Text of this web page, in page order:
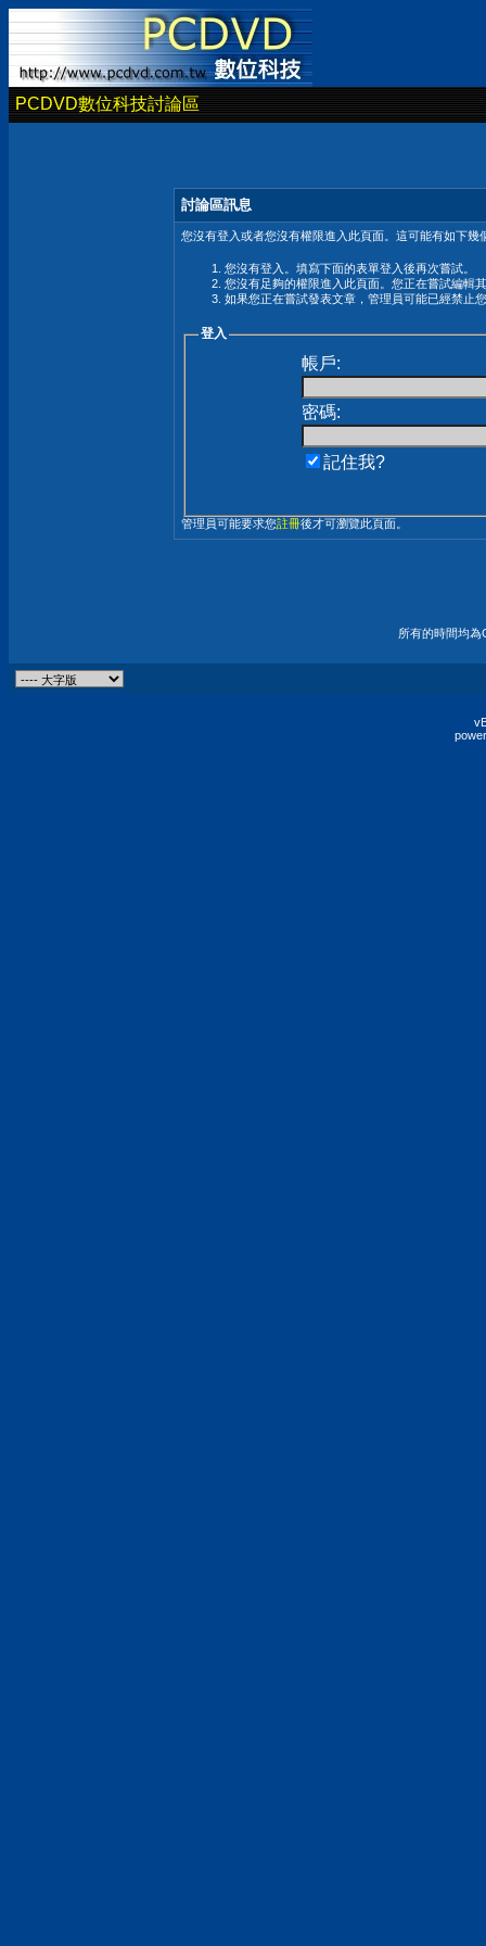
PCDVD數位科技討論區
討論區訊息
您沒有登入或者您沒有權限進入此頁面。這可能有如下幾
您沒有登入。填寫下面的表單登入後再次嘗試。
您沒有足夠的權限進入此頁面。您正在嘗試編輯
如果您正在嘗試發表文章，管理員可能已經禁止
登入
帳戶:
密碼:
記住我?
管理員可能要求您註冊後才可瀏覽此頁面。
所有的時間均為